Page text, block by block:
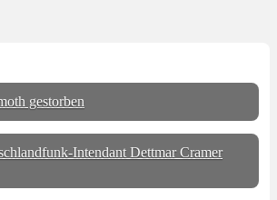
gestorben
Intendant Dettmar Cramer